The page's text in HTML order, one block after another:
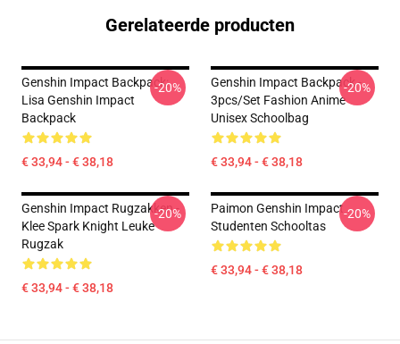
Gerelateerde producten
Genshin Impact Backpack:
Lisa Genshin Impact
Backpack
€ 33,94 - € 38,18
-20%
Genshin Impact Backpack -
3pcs/Set Fashion Anime
Unisex Schoolbag
€ 33,94 - € 38,18
-20%
Genshin Impact Rugzakken -
Klee Spark Knight Leuke
Rugzak
€ 33,94 - € 38,18
-20%
Paimon Genshin Impact
Studenten Schooltas
€ 33,94 - € 38,18
-20%